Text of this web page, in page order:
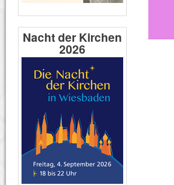
Nacht der Kirchen
2026